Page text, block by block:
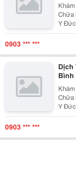
Chữa
Y
Hoặc
0903 *** ***
Dịch
Bình
Chữa
Y
Hoặc
0903 *** ***